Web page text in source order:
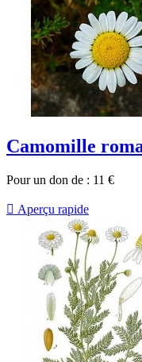
Camomille
Pour un don de : 11 €
 Aperçu rapide